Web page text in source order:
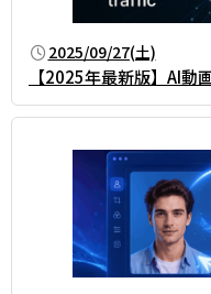
2025/09/27(土)
【2025年最新版】AI動